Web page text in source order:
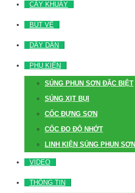
CÂY KHUẤY
BÚT VẼ
DÂY DẪN
PHỤ KIỆN
SÚNG PHUN SƠN ĐẶC BIỆT
SÚNG XỊT BỤI
CỐC ĐỰNG SƠN
CỐC ĐO ĐỘ NHỚT
LINH KIỆN SÚNG PHUN SƠN
VIDEO
THÔNG TIN